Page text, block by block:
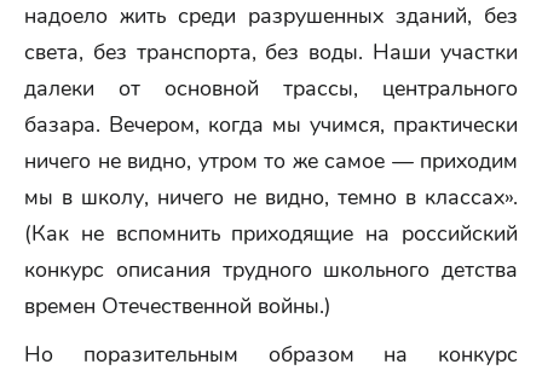
надоело жить среди разрушенных зданий, без
света, без транспорта, без воды. Наши участки
далеки от основной трассы, центрального
базара. Вечером, когда мы учимся, практически
ничего не видно, утром то же самое — приходим
мы в школу, ничего не видно, темно в классах».
(Как не вспомнить приходящие на российский
конкурс описания трудного школьного детства
времен Отечественной войны.)
Но поразительным образом на конкурс